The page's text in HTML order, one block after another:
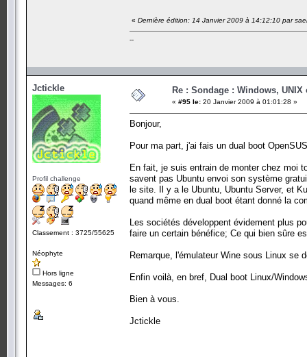
« Dernière édition: 14 Janvier 2009 à 14:12:10 par
--
Jctickle
Profil challenge
Classement : 3725/55625
Néophyte
Hors ligne
Messages: 6
Re : Sondage : Windows, UNIX
« #95 le: 20 Janvier 2009 à 01:01:28 »
Bonjour,
Pour ma part, j'ai fais un dual boot
En fait, je suis entrain de monter chez moi
savent pas Ubuntu envoi son système
le site. Il y a le Ubuntu, Ubuntu Server, et
quand même en dual boot étant donné la
Les sociétés développent évidement plus
faire un certain bénéfice; Ce qui bien sûre
Remarque, l'émulateur Wine sous Linux se
Enfin voilà, en bref, Dual boot Linux/
Bien à vous.
Jctickle